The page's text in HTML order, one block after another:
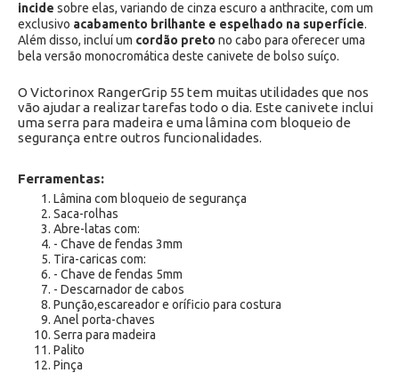
incide sobre elas, variando de cinza escuro a anthracite, com um
exclusivo acabamento brilhante e espelhado na superfície.
Além disso, incluí um cordão preto no cabo para oferecer uma
bela versão monocromática deste canivete de bolso suíço.
O Victorinox RangerGrip 55 tem muitas utilidades que nos
vão ajudar a realizar tarefas todo o dia. Este canivete inclui
uma serra para madeira e uma lâmina com bloqueio de
segurança entre outros funcionalidades.
Ferramentas:
Lâmina com bloqueio de segurança
Saca-rolhas
Abre-latas com:
- Chave de fendas 3mm
Tira-caricas com:
- Chave de fendas 5mm
- Descarnador de cabos
Punção,escareador e oríficio para costura
Anel porta-chaves
Serra para madeira
Palito
Pinça